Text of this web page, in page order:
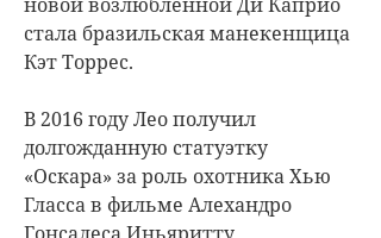
стала бразильская манекенщица
Кэт Торрес.
В 2016 году Лео получил
долгожданную статуэтку
«Оскара» за роль охотника Хью
Гласса в фильме Алехандро